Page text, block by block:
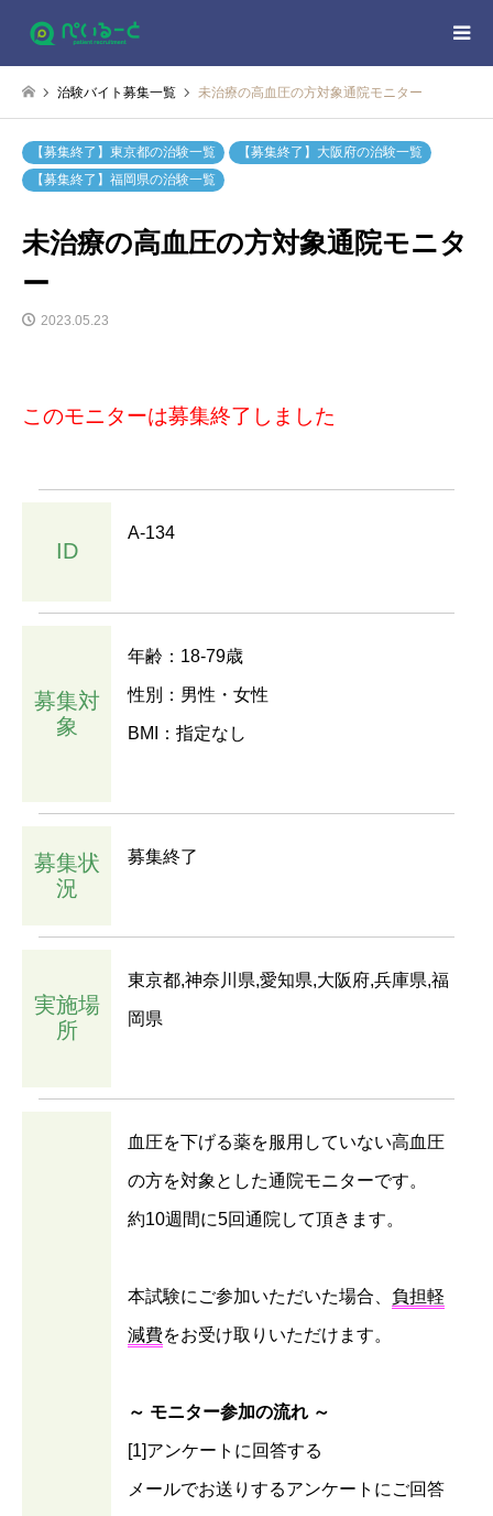
治験バイト募集一覧 未治療の高血圧の方対象通院モニター
【募集終了】東京都の治験一覧
【募集終了】大阪府の治験一覧
【募集終了】福岡県の治験一覧
未治療の高血圧の方対象通院モニタ
ー
2023.05.23
このモニターは募集終了しました
ID
A-134
募集対
象
年齢：18-79歳
性別：男性・女性
BMI：指定なし
募集状
況
募集終了
実施場
所
東京都,神奈川県,愛知県,大阪府,兵庫県,福
岡県
血圧を下げる薬を服用していない高血圧
の方を対象とした通院モニターです。
約10週間に5回通院して頂きます。
本試験にご参加いただいた場合、 負担軽
減費をお受け取りいただけます。
～ モニター参加の流れ ～
[1]アンケートに回答する
メールでお送りするアンケートにご回答